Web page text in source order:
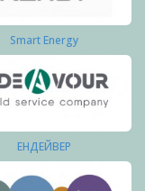
Smart Energy
ЕНДЕЙВЕР